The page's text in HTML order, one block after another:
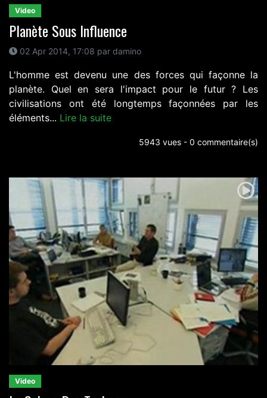
Video
Planète Sous Influence
02 Apr 2014, 17:08 par damino
L'homme est devenu une des forces qui façonne la
planète. Quel en sera l'impact pour le futur ? Les
civilisations ont été longtemps façonnées par les
éléments... Lire la suite
5943 vues - 0 commentaire(s)
Video